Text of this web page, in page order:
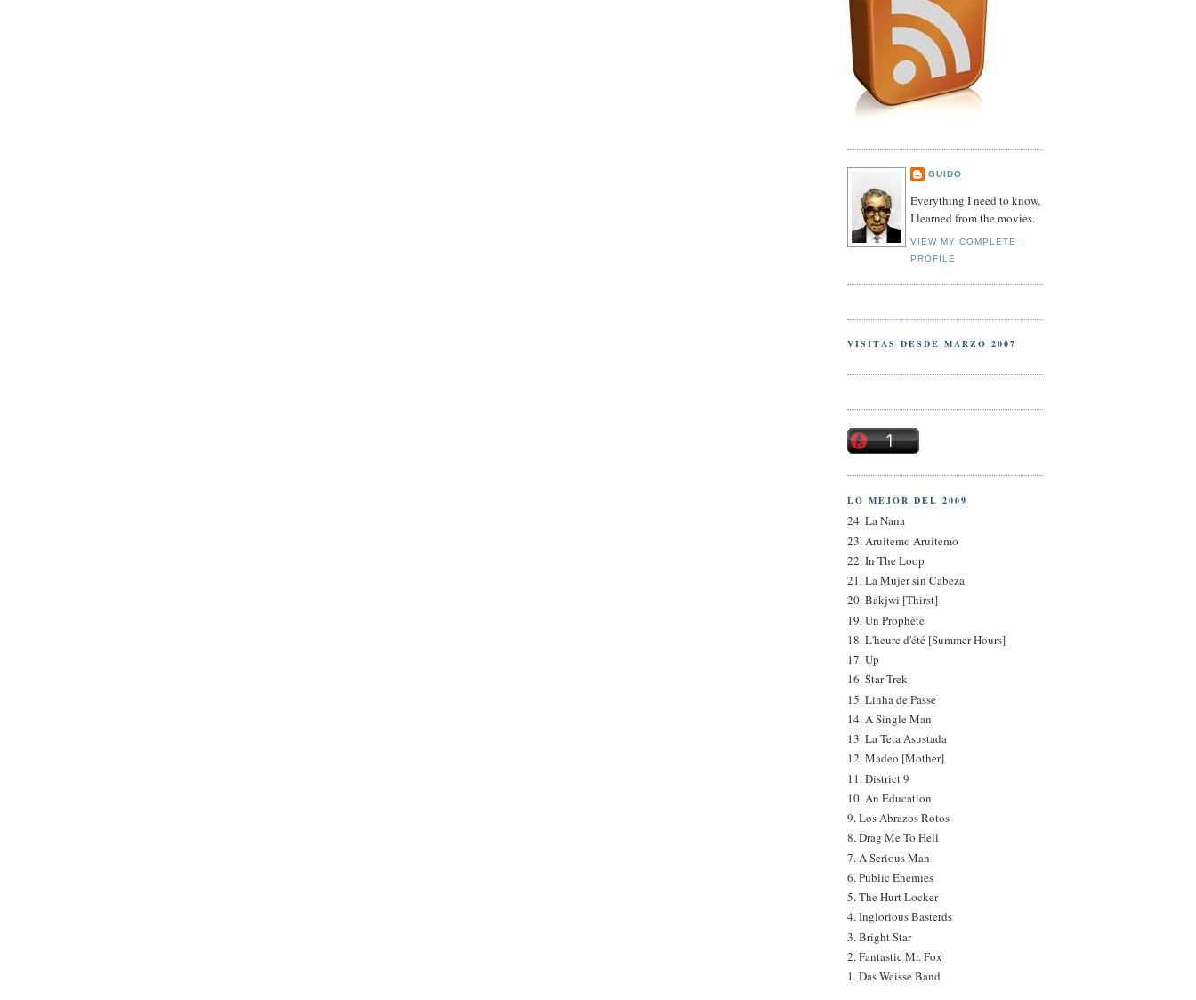
GUIDO
Everything I need to know,
I learned from the movies.
VIEW MY COMPLETE
PROFILE
VISITAS DESDE MARZO 2007
LO MEJOR DEL 2009
24. La Nana
23. Aruitemo Aruitemo
22. In The Loop
21. La Mujer sin Cabeza
20. Bakjwi [Thirst]
19. Un Prophète
18. L'heure d'été [Summer Hours]
17. Up
16. Star Trek
15. Linha de Passe
14. A Single Man
13. La Teta Asustada
12. Madeo [Mother]
11. District 9
10. An Education
9. Los Abrazos Rotos
8. Drag Me To Hell
7. A Serious Man
6. Public Enemies
5. The Hurt Locker
4. Inglorious Basterds
3. Bright Star
2. Fantastic Mr. Fox
1. Das Weisse Band